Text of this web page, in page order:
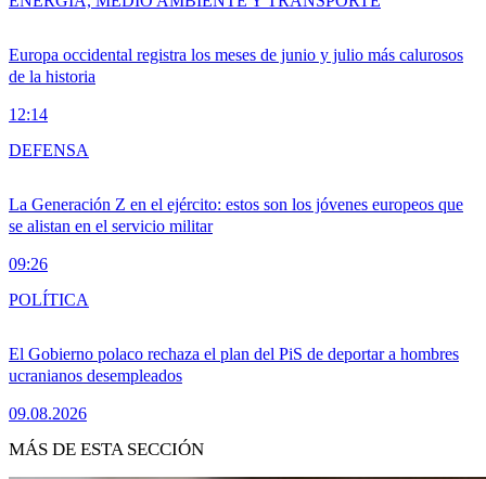
Europa occidental registra los meses de junio y julio más calurosos
de la historia
12:14
La Generación Z en el ejército: estos son los jóvenes europeos que
se alistan en el servicio militar
09:26
DEFENSA
El Gobierno polaco rechaza el plan del PiS de deportar a hombres
ucranianos desempleados
09.08.2026
POLÍTICA
MÁS DE ESTA SECCIÓN